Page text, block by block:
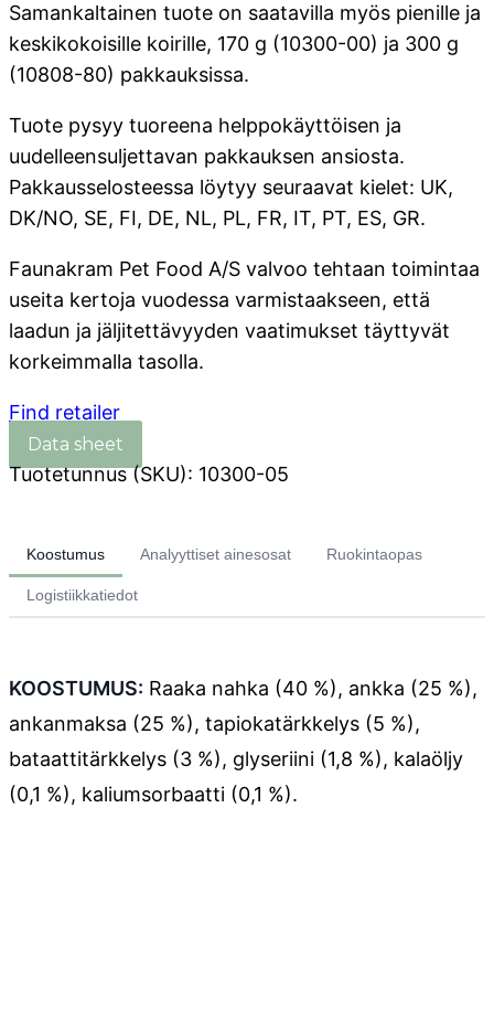
Samankaltainen tuote on saatavilla myös pienille ja
keskikokoisille koirille, 170 g (10300-00) ja 300 g
(10808-80) pakkauksissa.
Tuote pysyy tuoreena helppokäyttöisen ja
uudelleensuljettavan pakkauksen ansiosta.
Pakkausselosteessa löytyy seuraavat kielet: UK,
DK/NO, SE, FI, DE, NL, PL, FR, IT, PT, ES, GR.
Faunakram Pet Food A/S valvoo tehtaan toimintaa
useita kertoja vuodessa varmistaakseen, että
laadun ja jäljitettävyyden vaatimukset täyttyvät
korkeimmalla tasolla.
Find retailer
Tuotetunnus (SKU): 10300-05
Koostumus Analyyttiset ainesosat Ruokintaopas
Logistiikkatiedot
KOOSTUMUS: Raaka nahka (40 %), ankka (25 %),
ankanmaksa (25 %), tapiokatärkkelys (5 %),
bataattitärkkelys (3 %), glyseriini (1,8 %), kalaöljy
(0,1 %), kaliumsorbaatti (0,1 %).